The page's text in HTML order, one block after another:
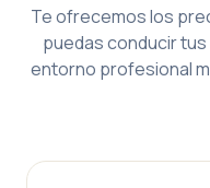
Te ofrecemos los
puedas conducir
entorno profesional